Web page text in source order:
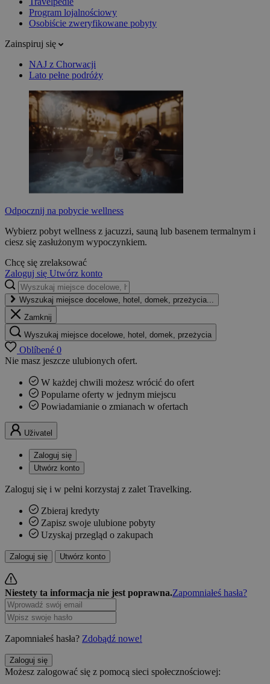
Program lojalnościowy
Osobiście zweryfikowane pobyty
Zainspiruj się
NAJ z Chorwacji
Lato pełne podróży
Odpocznij na pobycie wellness
Wybierz pobyt wellness z jacuzzi, sauną lub basenem termalnym i
ciesz się zasłużonym wypoczynkiem.
Chcę się zrelaksować
Zaloguj się Utwórz konto
Wyszukaj miejsce docelowe, hotel, domek, przeżycia...
Zamknij
Wyszukaj miejsce docelowe, hotel, domek, przeżycia
Oblíbené 0
Nie masz jeszcze ulubionych ofert.
W każdej chwili możesz wrócić do ofert
Popularne oferty w jednym miejscu
Powiadamianie o zmianach w ofertach
Uživatel
Zaloguj się
Utwórz konto
Zaloguj się i w pełni korzystaj z zalet Travelking.
Zbieraj kredyty
Zapisz swoje ulubione pobyty
Uzyskaj przegląd o zakupach
Zaloguj się Utwórz konto
Niestety ta informacja nie jest poprawna.Zapomniałeś hasła?
Zapomniałeś hasła? Zdobądź nowe!
Zaloguj się
Możesz zalogować się z pomocą sieci społecznościowej: